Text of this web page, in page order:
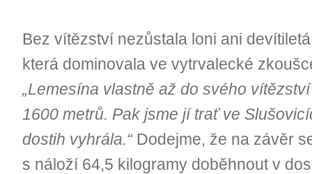
Bez vítězství nezůstala loni ani
která dominovala ve vytrvalecké
„Lemesína vlastně až do svého
1600 metrů. Pak jsme jí trať ve
dostih vyhrála.“Dodejme, že na závěr
s náloží 64,5 kilogramy doběhnout v